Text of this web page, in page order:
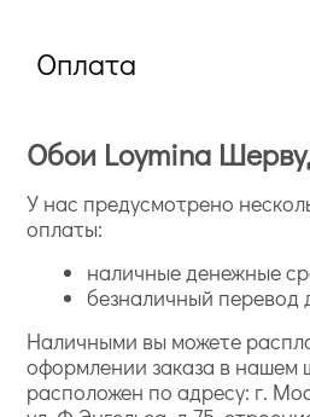
Оплата
Обои Loymina
У нас предусмотрено
оплаты:
наличные денежные
безналичный перевод
Наличными вы можете
оформлении заказа в нашем
расположен по адресу: г.